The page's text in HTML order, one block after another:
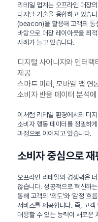
리테일 업계는 오프라인 매장
디지털 기술을 융합하고 있습
(beacon)을 활용해 고객의 동
바탕으로 매장 레이아웃을 최
사례가 늘고 있습니다.
디지털 사이니지와 인터랙
제공
스마트 미러, 모바일 앱 연
소비자 반응 데이터 분석
이처럼 리테일 환경에서의 디
소비자 행동 데이터를 정밀하
과정으로 이어지고 있습니다.
소비자 중심으로
오프라인 리테일의 경쟁력은
않습니다. 성공적으로 혁신하
통해 고객의 ‘의도’와 ‘감정 흐
서비스를 제공합니다. 즉, 고
대응할 수 있는 능력이 새로운